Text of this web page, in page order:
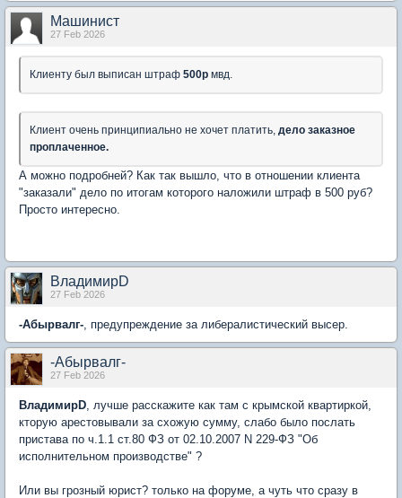
Машинист
27 Feb 2026
Клиенту был выписан штраф 500р мвд.
Клиент очень принципиально не хочет платить, дело заказное
проплаченное.
А можно подробней? Как так вышло, что в отношении клиента
"заказали" дело по итогам которого наложили штраф в 500 руб?
Просто интересно.
ВладимирD
27 Feb 2026
-Абырвалг-, предупреждение за либералистический высер.
-Абырвалг-
27 Feb 2026
ВладимирD, лучше расскажите как там с крымской квартиркой,
кторую арестовывали за схожую сумму, слабо было послать
пристава по ч.1.1 ст.80 ФЗ от 02.10.2007 N 229-ФЗ "Об
исполнительном производстве" ?
Или вы грозный юрист? только на форуме, а чуть что сразу в